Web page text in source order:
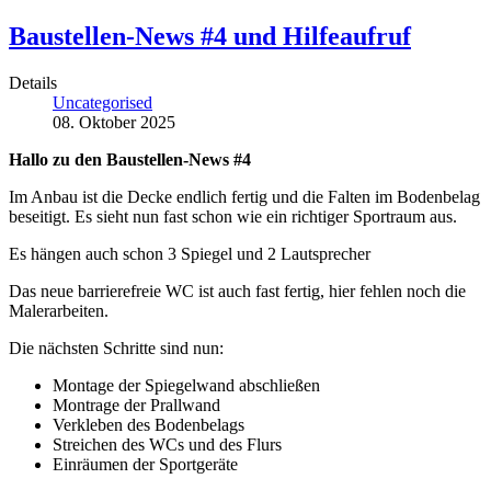
Baustellen-News #4 und Hilfeaufruf
Details
Uncategorised
08. Oktober 2025
Hallo zu den Baustellen-News #4
Im Anbau ist die Decke endlich fertig und die Falten im Bodenbelag
beseitigt. Es sieht nun fast schon wie ein richtiger Sportraum aus.
Es hängen auch schon 3 Spiegel und 2 Lautsprecher
Das neue barrierefreie WC ist auch fast fertig, hier fehlen noch die
Malerarbeiten.
Die nächsten Schritte sind nun:
Montage der Spiegelwand abschließen
Montrage der Prallwand
Verkleben des Bodenbelags
Streichen des WCs und des Flurs
Einräumen der Sportgeräte